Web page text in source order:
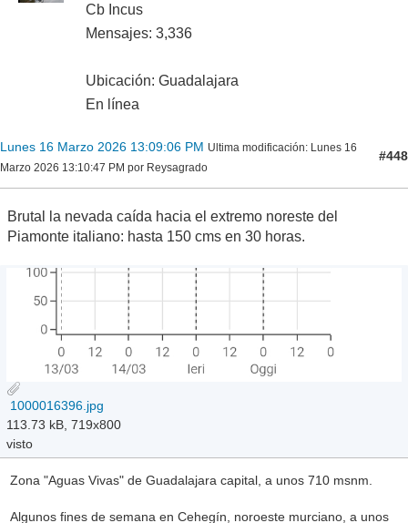
Cb Incus
Mensajes: 3,336
Ubicación: Guadalajara
En línea
Lunes 16 Marzo 2026 13:09:06 PM Ultima modificación: Lunes 16
Marzo 2026 13:10:47 PM por Reysagrado
#448
Brutal la nevada caída hacia el extremo noreste del
Piamonte italiano: hasta 150 cms en 30 horas.
1000016396.jpg
113.73 kB, 719x800
visto
Zona "Aguas Vivas" de Guadalajara capital, a unos 710 msnm.
Algunos fines de semana en Cehegín, noroeste murciano, a unos